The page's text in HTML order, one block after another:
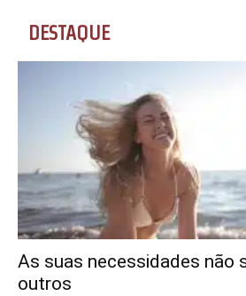
DESTAQUE
As suas necessidades não
outros